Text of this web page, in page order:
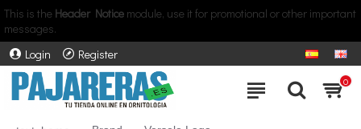
This is the Header Notice module, use it for promotional or other important
messages.
Login
Register
0